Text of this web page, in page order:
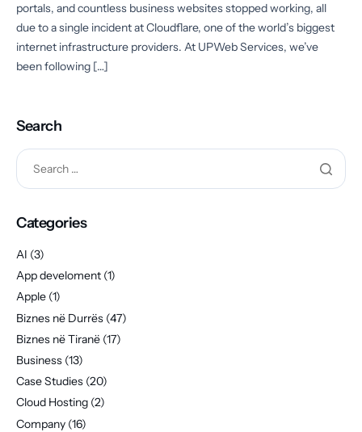
portals, and countless business websites stopped working, all
due to a single incident at Cloudflare, one of the world’s biggest
internet infrastructure providers. At UPWeb Services, we’ve
been following […]
Search
Categories
AI (3)
App develoment (1)
Apple (1)
Biznes në Durrës (47)
Biznes në Tiranë (17)
Business (13)
Case Studies (20)
Cloud Hosting (2)
Company (16)